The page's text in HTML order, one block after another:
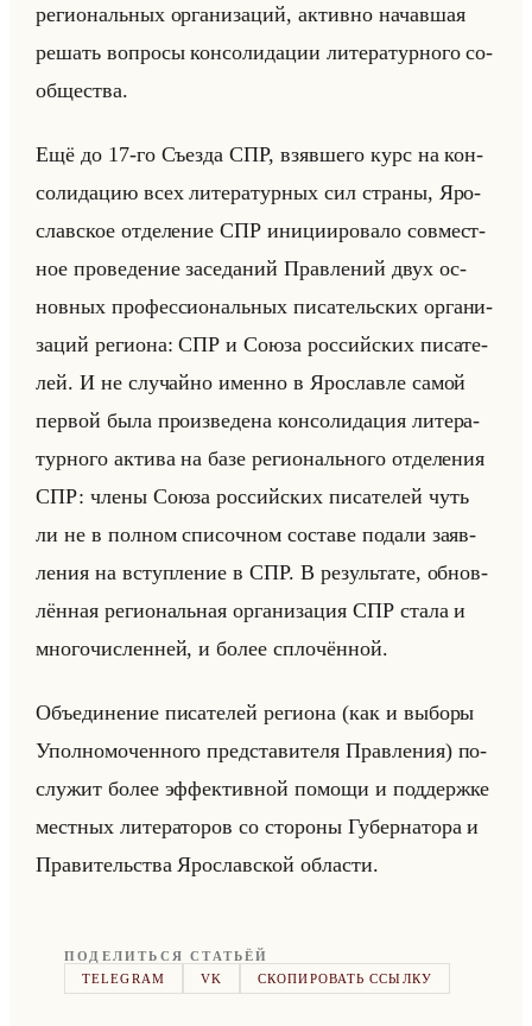
ре­ги­ональных ор­га­ни­за­ций, ак­тив­но на­чав­шая
ре­шать во­про­сы кон­со­ли­да­ции ли­те­ра­тур­но­го со­
об­ще­ства.
Ещё до 17-го Съез­да СПР, взяв­ше­го курс на кон­
со­ли­да­цию всех ли­те­ра­тур­ных сил стра­ны, Яро­
слав­ское от­де­ле­ние СПР ини­ци­иро­ва­ло сов­мест­
ное про­ве­де­ние за­се­да­ний Прав­ле­ний двух ос­
нов­ных про­фес­си­ональных пи­са­тельских ор­га­ни­
за­ций ре­ги­она: СПР и Союза рос­сийских пи­са­те­
лей. И не слу­чайно имен­но в Яро­слав­ле самой
пер­вой была про­из­ве­де­на кон­со­ли­да­ция ли­те­ра­
тур­но­го ак­ти­ва на базе ре­ги­онально­го от­де­ле­ния
СПР: члены Союза рос­сийских пи­са­те­лей чуть
ли не в пол­ном спи­соч­ном со­ста­ве по­да­ли за­яв­
ле­ния на вступ­ле­ние в СПР. В ре­зульта­те, об­нов­
лён­ная ре­ги­ональная ор­га­ни­за­ция СПР стала и
мно­го­чис­лен­ней, и более спло­чён­ной.
Объеди­не­ние пи­са­те­лей ре­ги­она (как и вы­бо­ры
Упол­но­мо­чен­но­го пред­ста­ви­те­ля Прав­ле­ния) по­
слу­жит более эф­фек­тив­ной по­мо­щи и под­держ­ке
мест­ных ли­те­ра­то­ров со сто­ро­ны Гу­бер­на­то­ра и
Пра­ви­тельства Яро­слав­ской об­ла­сти.
ПОДЕЛИТЬСЯ СТАТЬЁЙ
TELEGRAM
VK СКОПИРОВАТЬ ССЫЛКУ